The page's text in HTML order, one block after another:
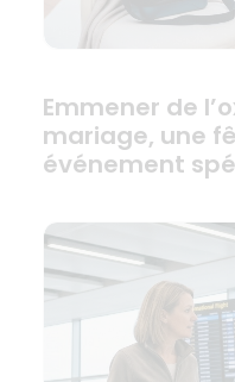
Emmener de
mariage, une
événement